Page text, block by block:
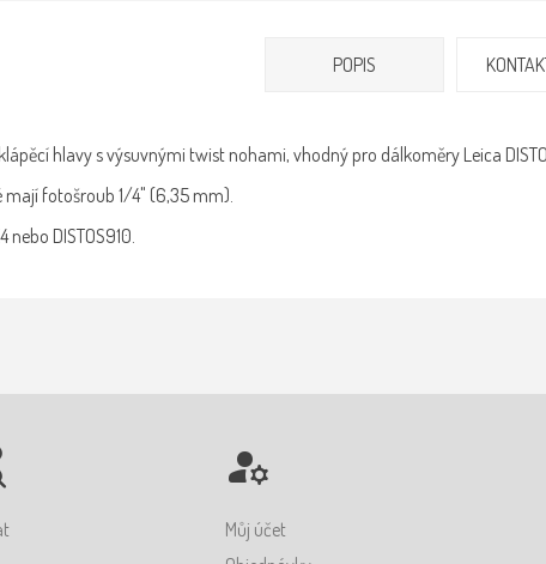
POPIS
hlavy s výsuvnými twist nohami, vhodný pro dálkoměry Leica
mají fotošroub 1/4" (6,35 mm).
DISTOS910.
Můj účet